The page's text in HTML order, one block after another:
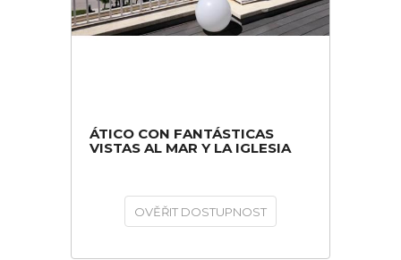
ÁTICO CON FANTÁSTICAS
VISTAS AL MAR Y LA IGLESIA
OVĚŘIT DOSTUPNOST